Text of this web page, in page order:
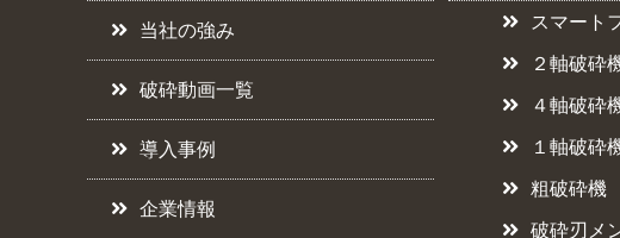
当社の強み
破砕動画一覧
導入事例
企業情報
スマート
２軸破砕
４軸破砕
１軸破砕
粗破砕機
破砕刃メ